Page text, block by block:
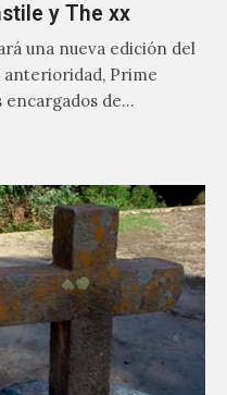
y The xx
una nueva edición del
anterioridad, Prime
de